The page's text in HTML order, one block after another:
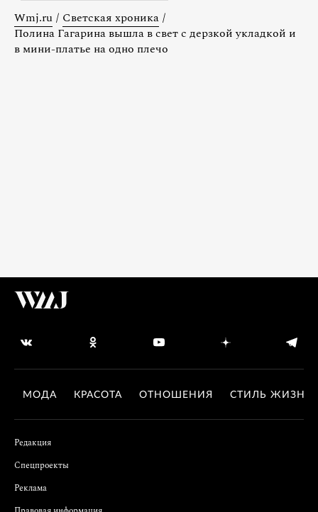
Wmj.ru / Светская хроника /
Полина Гагарина вышла в свет с дерзкой укладкой и
в мини-платье на одно плечо
МОДА КРАСОТА ОТНОШЕНИЯ СТИЛЬ ЖИЗНИ
Редакция
Спецпроекты
Реклама